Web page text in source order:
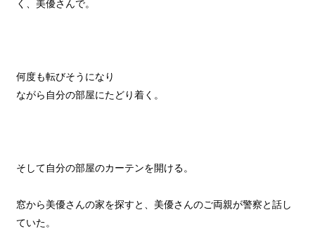
く、美優さんで。
何度も転びそうになり
ながら自分の部屋にたどり着く。
そして自分の部屋のカーテンを開ける。
窓から美優さんの家を探すと、美優さんのご両親が警察と話し
ていた。